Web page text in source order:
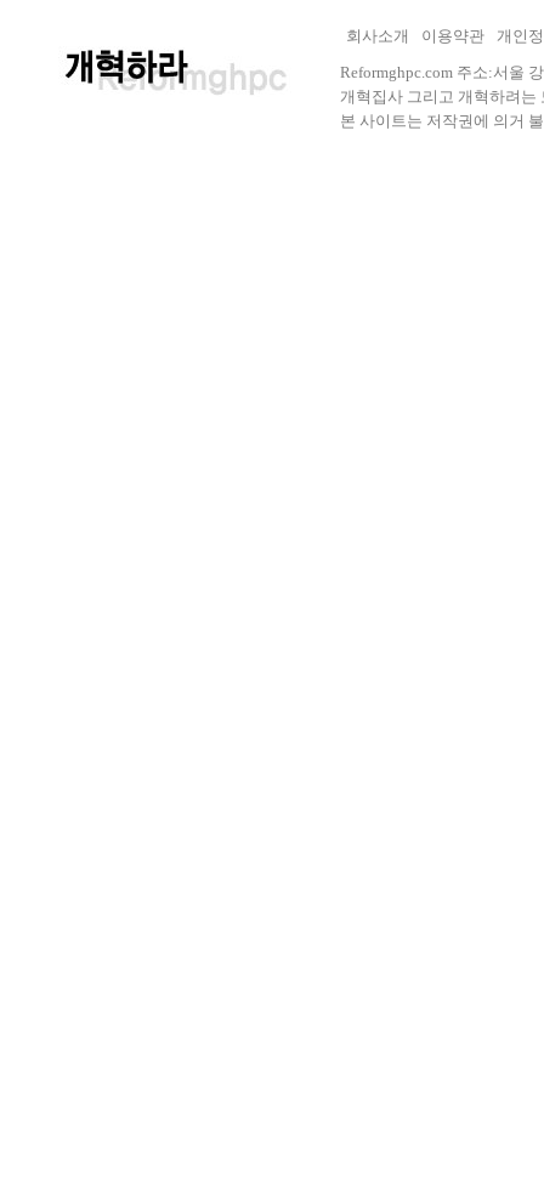
회사소개 이용약관
개인
Reformghpc.com 주소:서울
개혁집사 그리고 개혁하려는
본 사이트는 저작권에 의거